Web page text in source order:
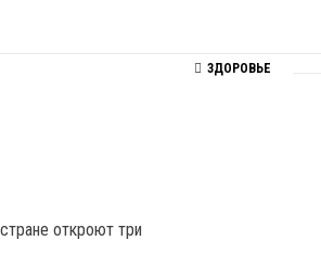
откроют три
ЗДОРОВЬЕ